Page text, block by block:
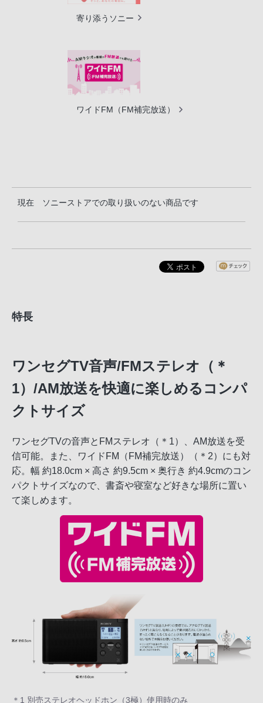
寄り添うソニー
ワイドFM（FM補完放送）
現在 ソニーストアでの取り扱いのない商品です
特長
ワンセグTV音声/FMステレオ（＊
1）/AM放送を快適に楽しめるコンパ
クトサイズ
ワンセグTVの音声とFMステレオ（＊1）、AM放送を受
信可能。また、ワイドFM（FM補完放送）（＊2）にも対
応。幅 約18.0cm × 高さ 約9.5cm × 奥行き 約4.9cmのコン
パクトサイズなので、書斎や寝室など好きな場所に置い
て楽しめます。
＊1 別売ステレオヘッドホン（3極）使用時のみ